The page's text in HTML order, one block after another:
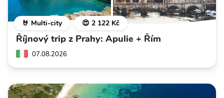
🤘 Multi-city 😍 2 122 Kč
Říjnový trip z Prahy: Apulie + Řím
07.08.2026